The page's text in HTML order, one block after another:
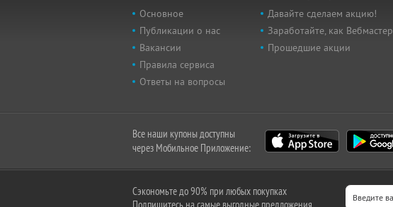
Основное
Публикации о нас
Вакансии
Правила сервиса
Ответы на вопросы
Давайте сделаем акцию!
Заработайте, как Вебмастер
Прошедшие акции
Все наши купоны доступны
через Мобильное Приложение:
Сэкономьте до 90% при любых покупках